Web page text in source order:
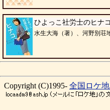
ひよっこ社労士のヒナ
水生大海（著）、河野別荘
Copyright (C)1995- 全国ロケ